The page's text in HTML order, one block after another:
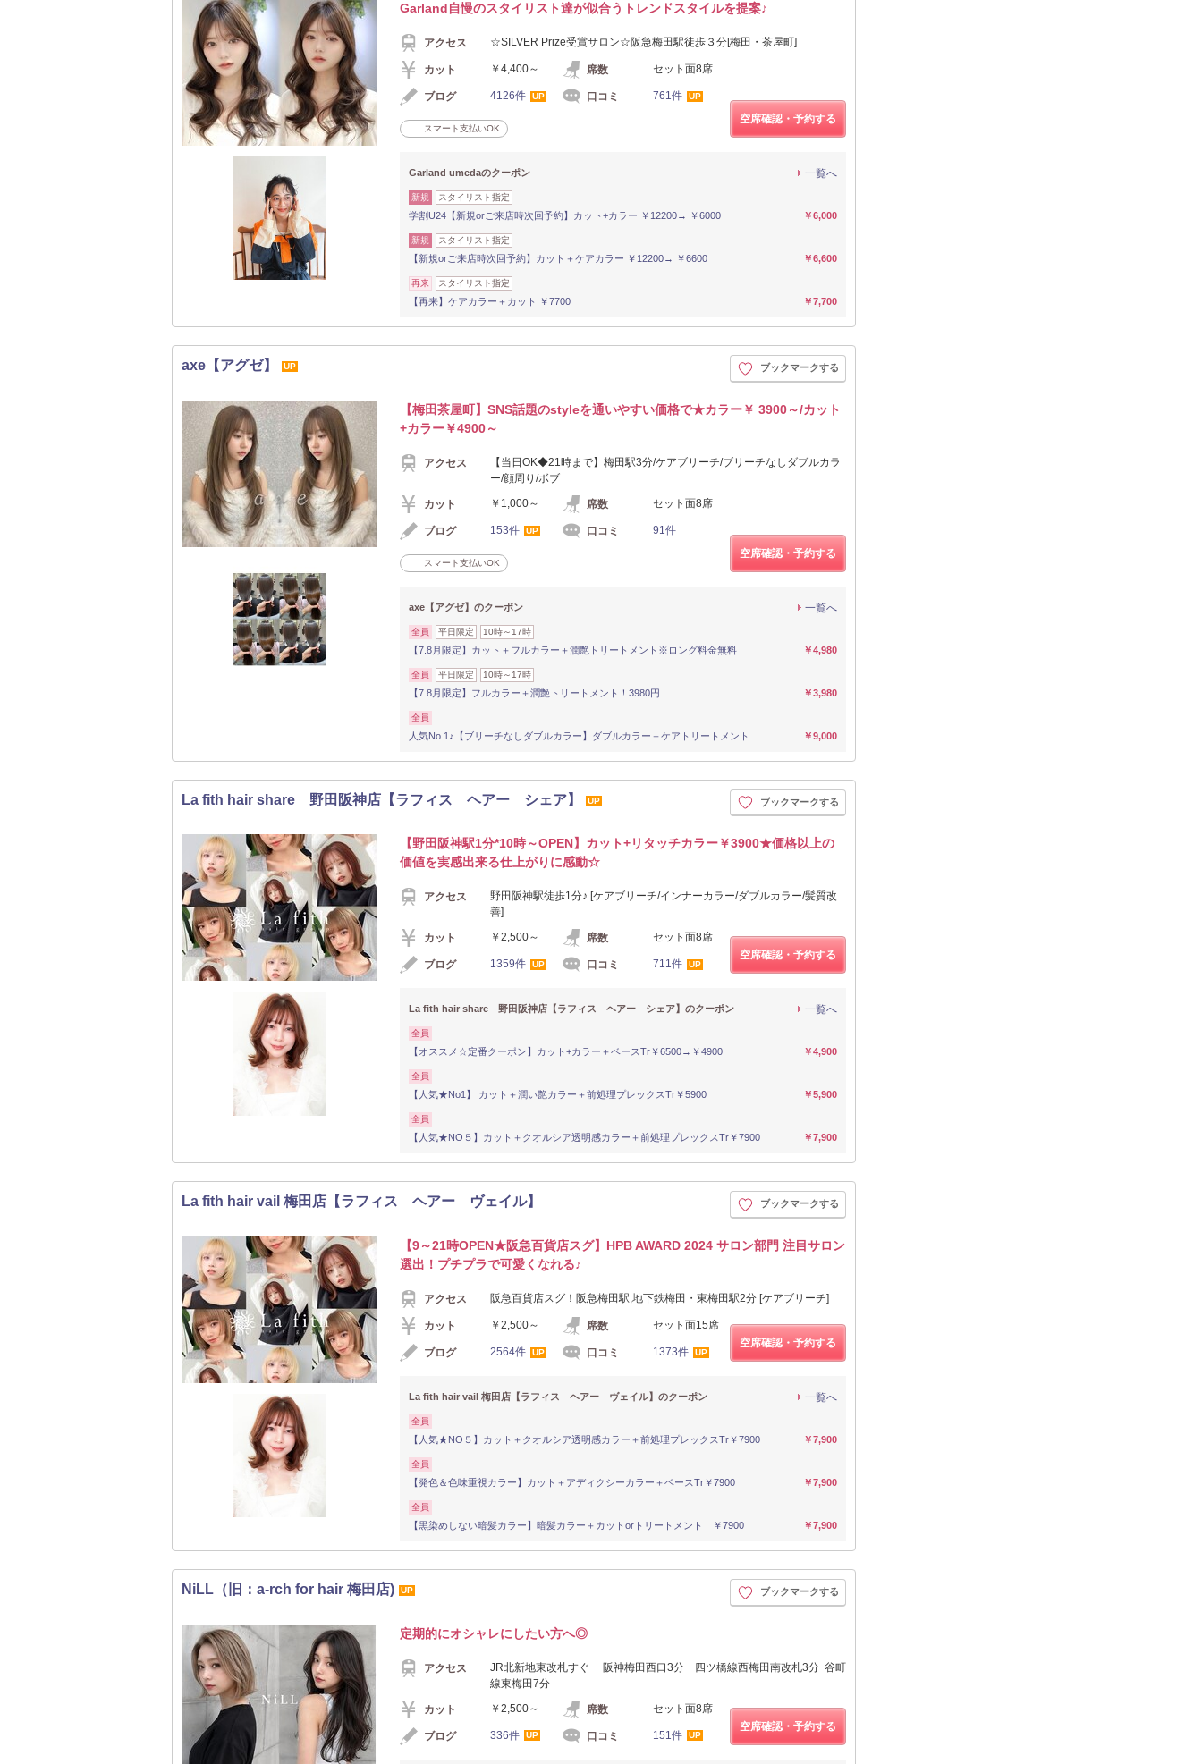
Garland自慢のスタイリスト達が似合うトレンドスタイルを提案♪
アクセス ☆SILVER Prize受賞サロン☆阪急梅田駅徒歩３分[梅田・茶屋町]
カット ￥4,400～ 席数 セット面8席
ブログ 4126件 UP 口コミ 761件 UP
スマート支払いOK
空席確認・予約する
Garland umedaのクーポン 一覧へ
新規 スタイリスト指定
学割U24【新規orご来店時次回予約】カット+カラー ￥12200→ ￥6000 ￥6,000
新規 スタイリスト指定
【新規orご来店時次回予約】カット＋ケアカラー ￥12200→ ￥6600 ￥6,600
再来 スタイリスト指定
【再来】ケアカラー＋カット ￥7700 ￥7,700
axe【アグゼ】 UP ブックマークする
【梅田茶屋町】SNS話題のstyleを通いやすい価格で★カラー￥ 3900～/カット
+カラー￥4900～
アクセス
【当日OK◆21時まで】梅田駅3分/ケアブリーチ/ブリーチなしダブルカラ
ー/顔周り/ボブ
カット ￥1,000～ 席数 セット面8席
ブログ 153件 UP 口コミ 91件
スマート支払いOK
空席確認・予約する
axe【アグゼ】のクーポン 一覧へ
全員 平日限定 10時～17時
【7.8月限定】カット＋フルカラー＋潤艶トリートメント※ロング料金無料 ￥4,980
全員 平日限定 10時～17時
【7.8月限定】フルカラー＋潤艶トリートメント！3980円 ￥3,980
全員
人気No 1♪【ブリーチなしダブルカラー】ダブルカラー＋ケアトリートメント ￥9,000
La fith hair share 野田阪神店【ラフィス ヘアー シェア】 UP ブックマークする
【野田阪神駅1分*10時～OPEN】カット+リタッチカラー￥3900★価格以上の
価値を実感出来る仕上がりに感動☆
アクセス
野田阪神駅徒歩1分♪ [ケアブリーチ/インナーカラー/ダブルカラー/髪質改
善]
カット ￥2,500～ 席数 セット面8席
ブログ 1359件 UP 口コミ 711件 UP
空席確認・予約する
La fith hair share 野田阪神店【ラフィス ヘアー シェア】のクーポン 一覧へ
全員
【オススメ☆定番クーポン】カット+カラー＋ベースTr￥6500→￥4900 ￥4,900
全員
【人気★No1】 カット＋潤い艶カラー＋前処理プレックスTr￥5900 ￥5,900
全員
【人気★NO５】カット＋クオルシア透明感カラー＋前処理プレックスTr￥7900 ￥7,900
La fith hair vail 梅田店【ラフィス ヘアー ヴェイル】 ブックマークする
【9～21時OPEN★阪急百貨店スグ】HPB AWARD 2024 サロン部門 注目サロン
選出！プチプラで可愛くなれる♪
アクセス 阪急百貨店スグ！阪急梅田駅,地下鉄梅田・東梅田駅2分 [ケアブリーチ]
カット ￥2,500～ 席数 セット面15席
ブログ 2564件 UP 口コミ 1373件 UP
空席確認・予約する
La fith hair vail 梅田店【ラフィス ヘアー ヴェイル】のクーポン 一覧へ
全員
【人気★NO５】カット＋クオルシア透明感カラー＋前処理プレックスTr￥7900 ￥7,900
全員
【発色＆色味重視カラー】カット＋アディクシーカラー＋ベースTr￥7900 ￥7,900
全員
【黒染めしない暗髪カラー】暗髪カラー＋カットorトリートメント ￥7900 ￥7,900
NiLL（旧：a-rch for hair 梅田店) UP ブックマークする
定期的にオシャレにしたい方へ◎
アクセス
JR北新地東改札すぐ 阪神梅田西口3分 四ツ橋線西梅田南改札3分 谷町
線東梅田7分
カット ￥2,500～ 席数 セット面8席
ブログ 336件 UP 口コミ 151件 UP
空席確認・予約する